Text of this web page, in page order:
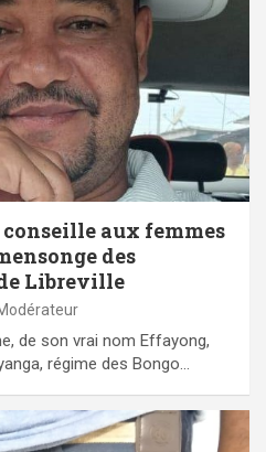
aux femmes
des
Libreville
de son vrai nom Effayong,
régime des Bongo…